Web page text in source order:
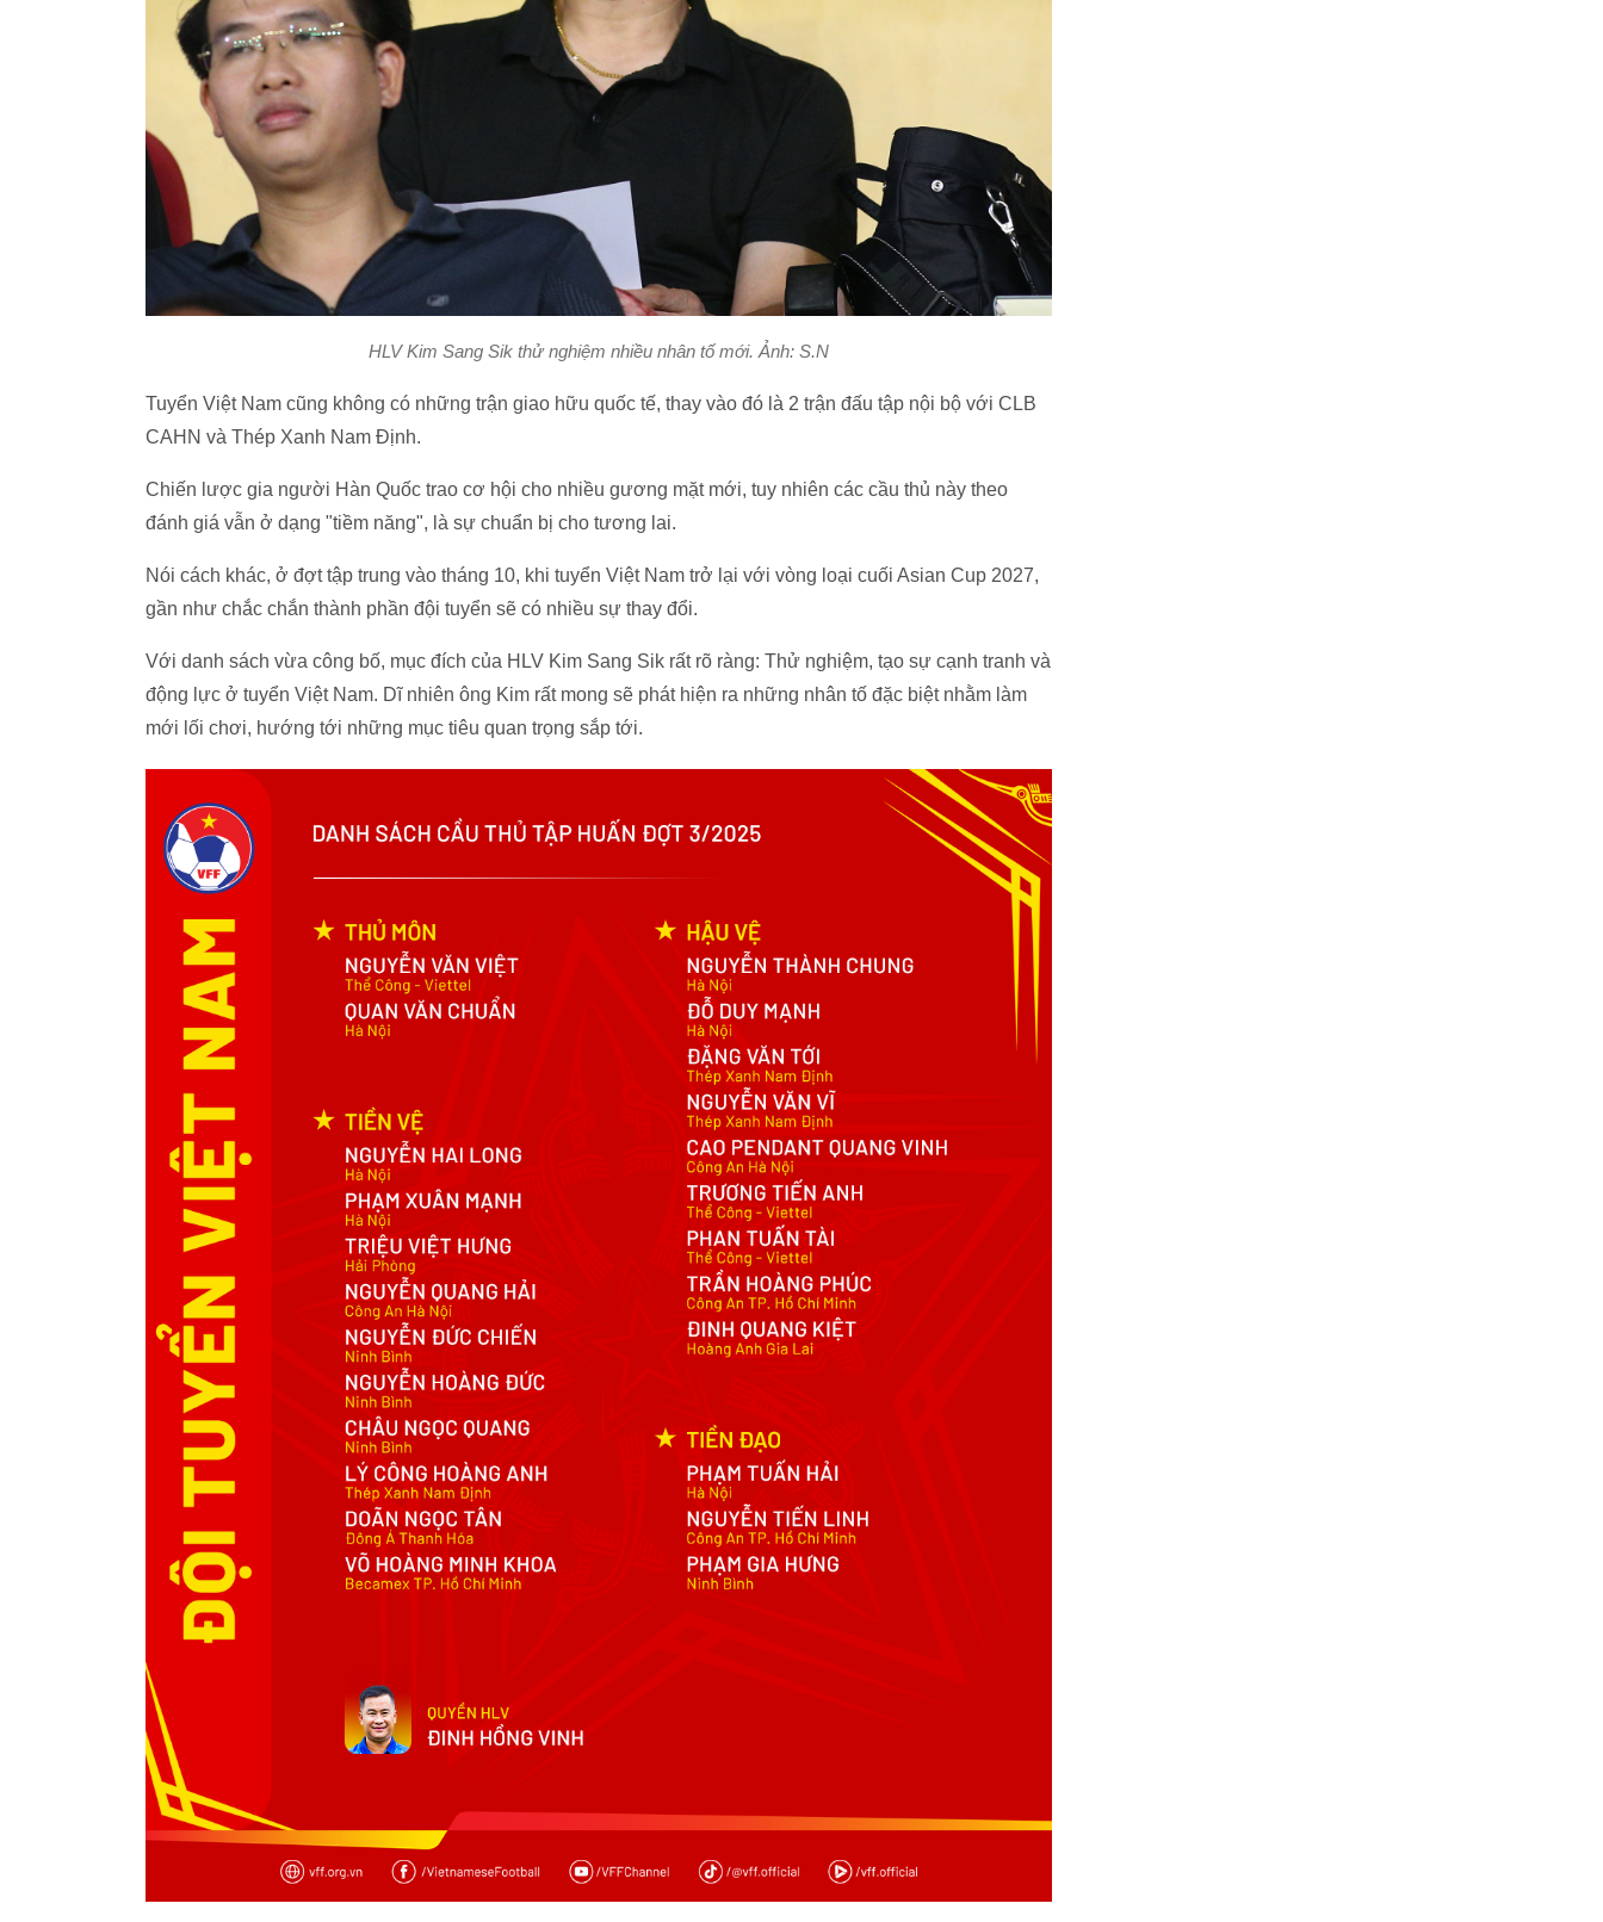
HLV Kim Sang Sik thử nghiệm nhiều nhân tố mới. Ảnh: S.N
Tuyển Việt Nam cũng không có những trận giao hữu quốc tế, thay vào đó là 2 trận đấu tập nội bộ với CLB
CAHN và Thép Xanh Nam Định.
Chiến lược gia người Hàn Quốc trao cơ hội cho nhiều gương mặt mới, tuy nhiên các cầu thủ này theo
đánh giá vẫn ở dạng "tiềm năng", là sự chuẩn bị cho tương lai.
Nói cách khác, ở đợt tập trung vào tháng 10, khi tuyển Việt Nam trở lại với vòng loại cuối Asian Cup 2027,
gần như chắc chắn thành phần đội tuyển sẽ có nhiều sự thay đổi.
Với danh sách vừa công bố, mục đích của HLV Kim Sang Sik rất rõ ràng: Thử nghiệm, tạo sự cạnh tranh và
động lực ở tuyển Việt Nam. Dĩ nhiên ông Kim rất mong sẽ phát hiện ra những nhân tố đặc biệt nhằm làm
mới lối chơi, hướng tới những mục tiêu quan trọng sắp tới.